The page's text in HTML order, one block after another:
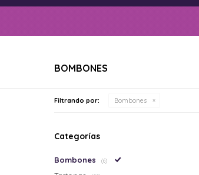
BOMBONES
Filtrando por: Bombones
Categorías
Bombones (6)